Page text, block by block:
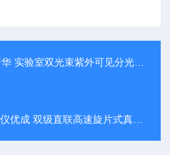
实验室双光束紫外可见分光光度计
成 双级直联高速旋片式真空泵